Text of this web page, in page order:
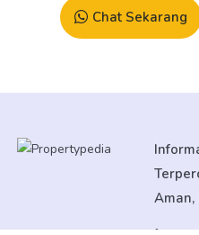
Chat Sekarang
Aman,